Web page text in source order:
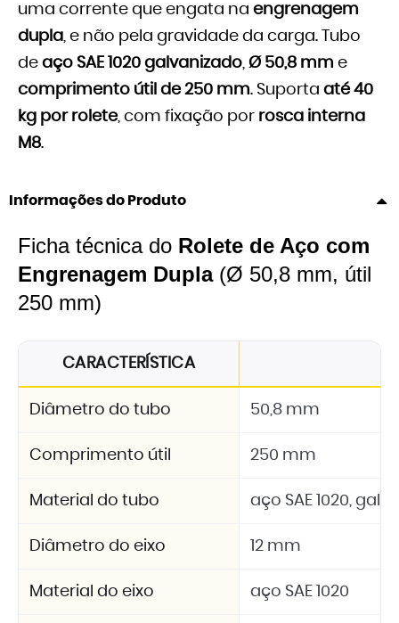
uma corrente que engata na engrenagem
dupla, e não pela gravidade da carga. Tubo
de aço SAE 1020 galvanizado, Ø 50,8 mm e
comprimento útil de 250 mm. Suporta até 40
kg por rolete, com fixação por rosca interna
M8.
Informações do Produto
Ficha técnica do Rolete de Aço com
Engrenagem Dupla(Ø 50,8 mm, útil
250 mm)
CARACTERÍSTICA
Diâmetro do tubo 50,8 mm
Comprimento útil 250 mm
Material do tubo aço SAE 1020,
Diâmetro do eixo 12 mm
Material do eixo aço SAE 1020